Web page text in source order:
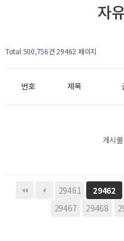
자
Total 500,756건 29462 페이지
번호 제목
게시
29461 29462
29467
29468